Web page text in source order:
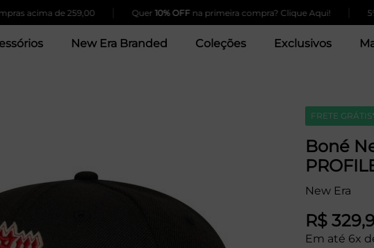
acima de 259,00 Quer10% OFFna primeira compra? Clique Aqui! 5%
New Era Branded Coleções Exclusivos
FRETE GRÁTIS*
Boné
New Era
R$
Em até 6x